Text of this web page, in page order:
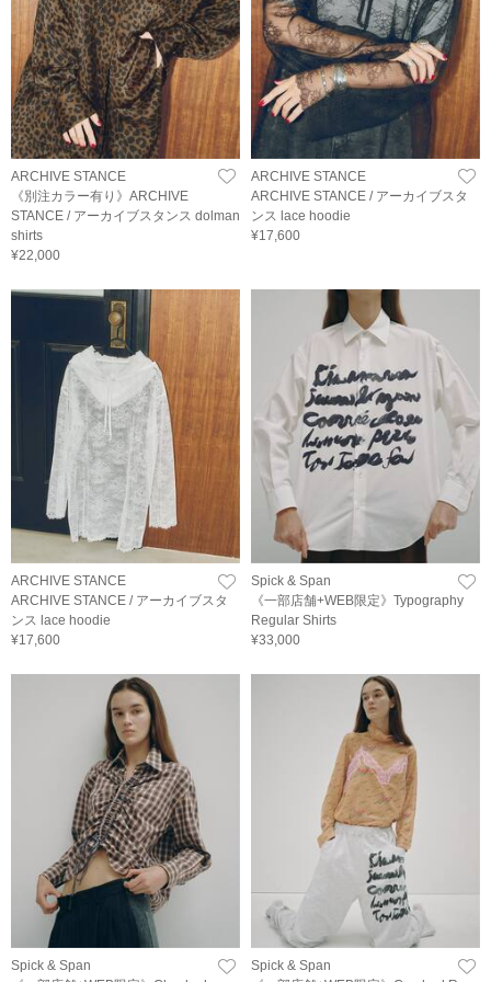
ARCHIVE STANCE
《別注カラー有り》ARCHIVE
STANCE / アーカイブスタンス dolman
shirts
¥22,000
ARCHIVE STANCE
ARCHIVE STANCE / アーカイブスタ
ンス lace hoodie
¥17,600
ARCHIVE STANCE
ARCHIVE STANCE / アーカイブスタ
ンス lace hoodie
¥17,600
Spick & Span
《一部店舗+WEB限定》Typography
Regular Shirts
¥33,000
Spick & Span
Spick & Span